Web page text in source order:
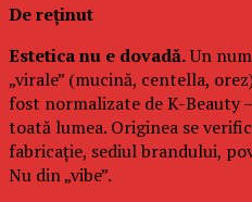
De reținut
Estetica nu e dovadă.Un
„virale” (mucină, centella,
fost normalizate de K-Beauty
toată lumea. Originea se
fabricație, sediul brandului,
Nu din „vibe”.